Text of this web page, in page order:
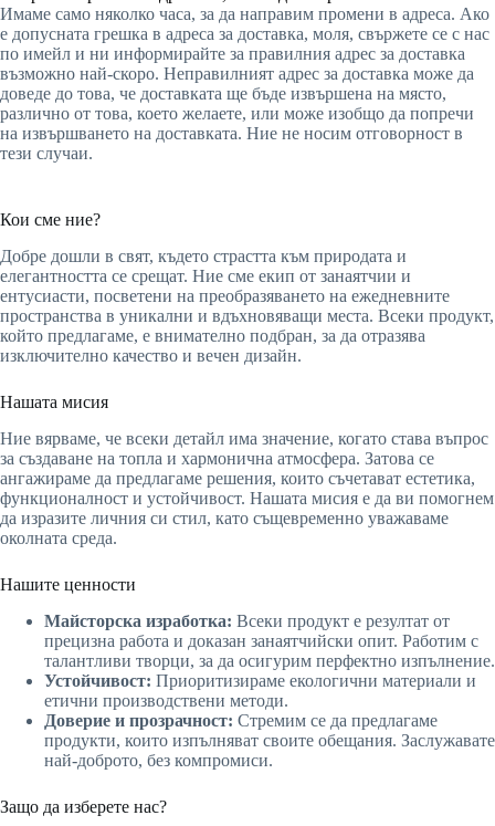
Имаме само няколко часа, за да направим промени в адреса. Ако
е допусната грешка в адреса за доставка, моля, свържете се с нас
по имейл и ни информирайте за правилния адрес за доставка
възможно най-скоро. Неправилният адрес за доставка може да
доведе до това, че доставката ще бъде извършена на място,
различно от това, което желаете, или може изобщо да попречи
на извършването на доставката. Ние не носим отговорност в
тези случаи.
Кои сме ние?
Добре дошли в свят, където страстта към природата и
елегантността се срещат. Ние сме екип от занаятчии и
ентусиасти, посветени на преобразяването на ежедневните
пространства в уникални и вдъхновяващи места. Всеки продукт,
който предлагаме, е внимателно подбран, за да отразява
изключително качество и вечен дизайн.
Нашата мисия
Ние вярваме, че всеки детайл има значение, когато става въпрос
за създаване на топла и хармонична атмосфера. Затова се
ангажираме да предлагаме решения, които съчетават естетика,
функционалност и устойчивост. Нашата мисия е да ви помогнем
да изразите личния си стил, като същевременно уважаваме
околната среда.
Нашите ценности
Майсторска изработка: Всеки продукт е резултат от
прецизна работа и доказан занаятчийски опит. Работим с
талантливи творци, за да осигурим перфектно изпълнение.
Устойчивост: Приоритизираме екологични материали и
етични производствени методи.
Доверие и прозрачност: Стремим се да предлагаме
продукти, които изпълняват своите обещания. Заслужавате
най-доброто, без компромиси.
Защо да изберете нас?